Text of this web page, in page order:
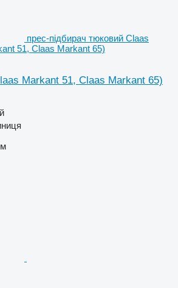
прес-підбирач тюковий Claas
51, Claas Markant 65)
Markant 51, Claas Markant 65)